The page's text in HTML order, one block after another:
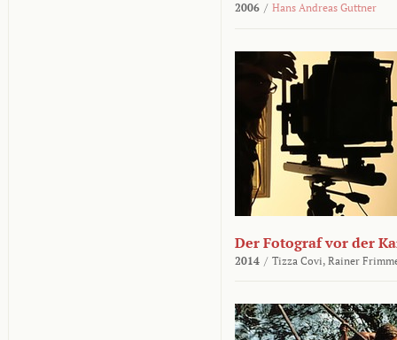
2006 / Hans Andreas Guttner
Der Fotograf vor der
2014 / Tizza Covi, Rainer